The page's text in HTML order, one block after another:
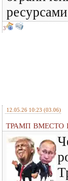
3
12.05.26 10:23 (03.06)
ТРАМП ВМЕСТО